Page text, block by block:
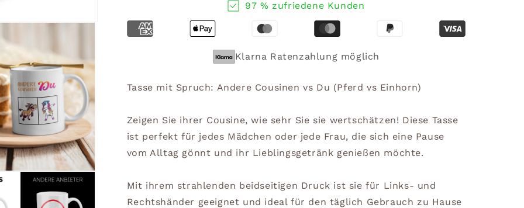
97 % zufriedene Kunden
Klarna Ratenzahlung möglich
Tasse mit Spruch: Andere Cousinen vs Du (Pferd vs Einhorn)
Zeigen Sie ihrer Cousine, wie sehr Sie sie wertschätzen! Diese Tasse
ist perfekt für jedes Mädchen oder jede Frau, die sich eine Pause
vom Alltag gönnt und ihr Lieblingsgetränk genießen möchte.
Mit ihrem strahlenden beidseitigen Druck ist sie für Links- und
Rechtshänder geeignet und ideal für den täglich Gebrauch zu Hause